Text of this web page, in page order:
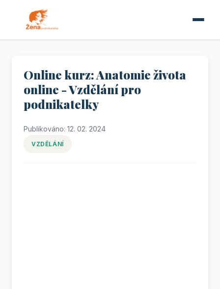
Online kurz: Anatomie života
online - Vzdělání pro
podnikatelky
Publikováno: 12. 02. 2024
VZDĚLÁNÍ